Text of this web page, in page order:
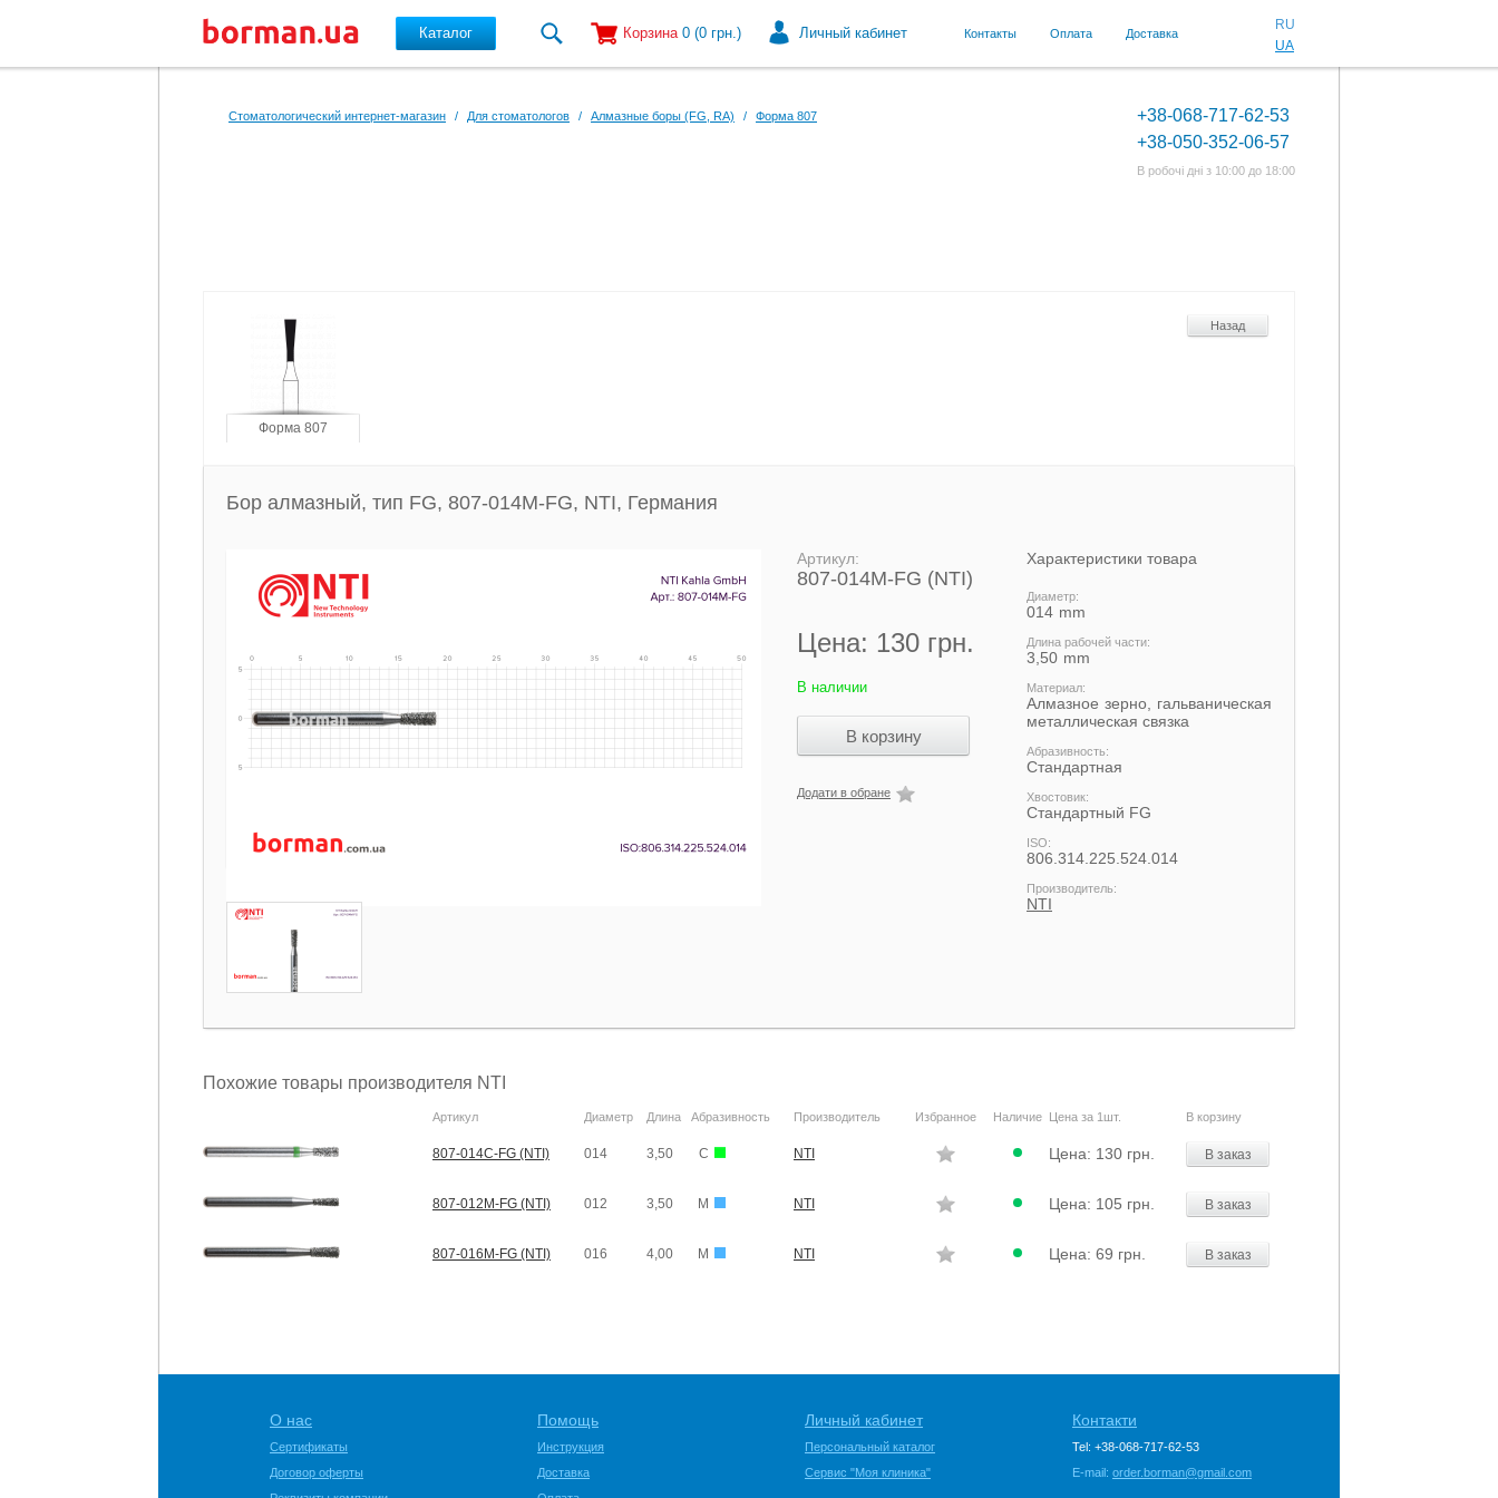
Каталог Корзина 0 (0 грн.) Личный кабинет Контакты Оплата Доставка
RU
UA
Стоматологический интернет-магазин / Для стоматологов / Алмазные боры (FG, RA) / Форма 807
+38-068-717-62-53
+38-050-352-06-57
В робочі дні з 10:00 до 18:00
Форма 807
Назад
Бор алмазный, тип FG, 807-014M-FG, NTI, Германия
Артикул:
807-014M-FG (NTI)
Цена: 130 грн.
В наличии
Додати в обране
Характеристики товара
Диаметр:
014
Длина рабочей части:
3,50
Материал:
Алмазное зерно, гальваническая
металлическая связка
Абразивность:
Стандартная
Хвостовик:
Cтандартный FG
ISO:
806.314.225.524.014
Производитель:
NTI
Похожие товары производителя NTI
Артикул Диаметр Длина Абразивность Производитель Избранное Наличие Цена за 1шт. В корзину
807-014C-FG (NTI) 014 3,50 C NTI Цена: 130 грн. В заказ
807-012M-FG (NTI) 012 3,50 M NTI Цена: 105 грн. В заказ
807-016M-FG (NTI) 016 4,00 M NTI Цена: 69 грн. В заказ
О нас
Сертификаты
Договор оферты
Помощь
Инструкция
Доставка
Личный кабинет
Персональный каталог
Сервис "Моя клиника"
Контакти
Tel: +38-068-717-62-53
E-mail: order.borman@gmail.com